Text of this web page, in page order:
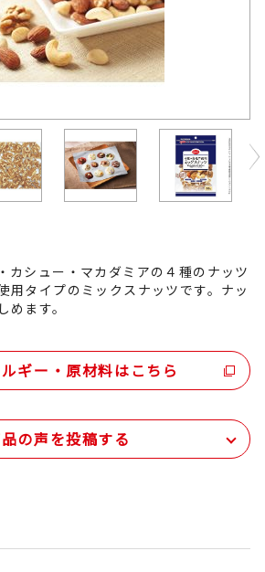
カシュー・マカダミアの４種のナッツ
用タイプのミックスナッツです。ナッ
ます。
ギー・原材料はこちら
の声を投稿する